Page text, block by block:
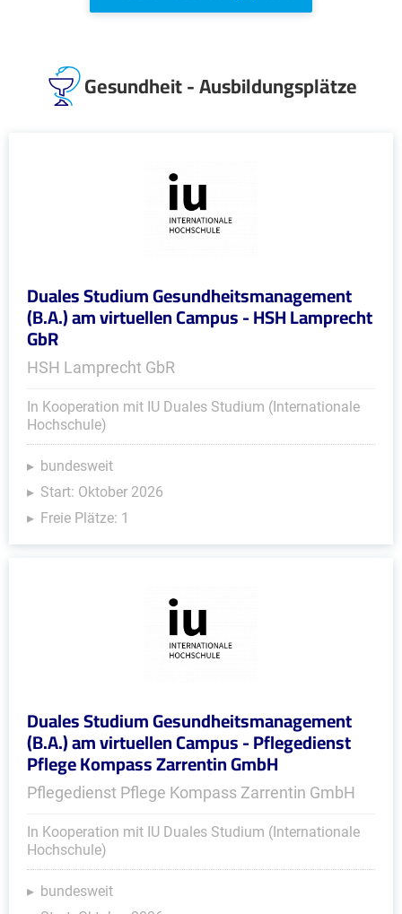
Gesundheit - Ausbildungsplätze
Duales Studium Gesundheitsmanagement
(B.A.) am virtuellen Campus - HSH Lamprecht
GbR
HSH Lamprecht GbR
In Kooperation mit IU Duales Studium (Internationale
Hochschule)
bundesweit
Start: Oktober 2026
Freie Plätze: 1
Duales Studium Gesundheitsmanagement
(B.A.) am virtuellen Campus - Pflegedienst
Pflege Kompass Zarrentin GmbH
Pflegedienst Pflege Kompass Zarrentin GmbH
In Kooperation mit IU Duales Studium (Internationale
Hochschule)
bundesweit